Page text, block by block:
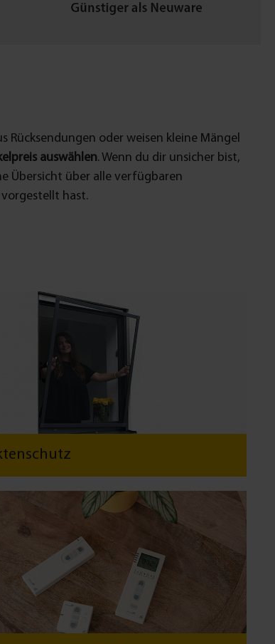
Rücksendungen oder weisen kleine Mängel
auswählen. Wenn du dir unsicher bist,
Übersicht über alle verfügbaren
vorgestellt hast.